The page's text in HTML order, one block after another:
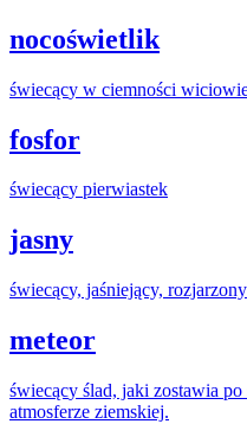
nocoświetlik
świecący w ciemności
fosfor
świecący pierwiastek
jasny
świecący, jaśniejący, rozjarzony
meteor
świecący ślad, jaki zostawia
atmosferze ziemskiej.